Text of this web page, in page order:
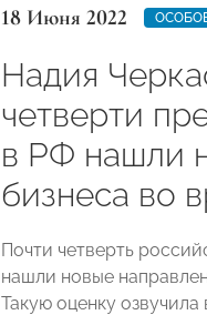
18 Июня 2022
Надия
четверти
в РФ нашли
бизнеса во
Почти четверть
нашли новые
Такую оценку озвучила